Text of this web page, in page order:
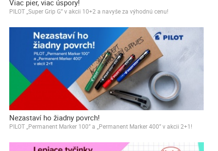
Viac pier, viac úspory!
PILOT „Super Grip G” v akcii 10+2 a navyše za výhodnú cenu!
Nezastaví ho žiadny povrch!
PILOT „Permanent Marker 100” a „Permanent Marker 400” v akcii 2+1!